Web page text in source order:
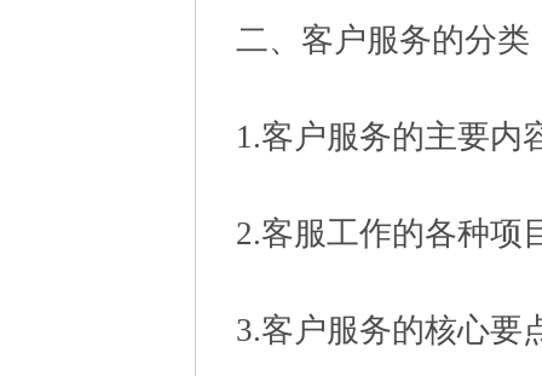
二、客户服务的分类
1.客户服务的主要内
2.客服工作的各种项
3.客户服务的核心要